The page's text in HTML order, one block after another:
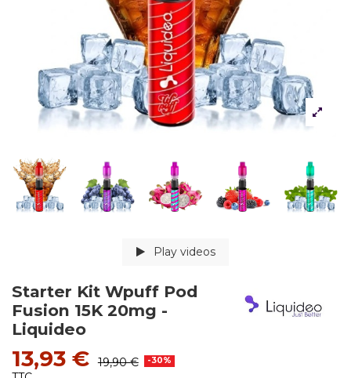
Play videos
Starter Kit Wpuff Pod
Fusion 15K 20mg -
Liquideo
13,93 € 19,90 € -30%